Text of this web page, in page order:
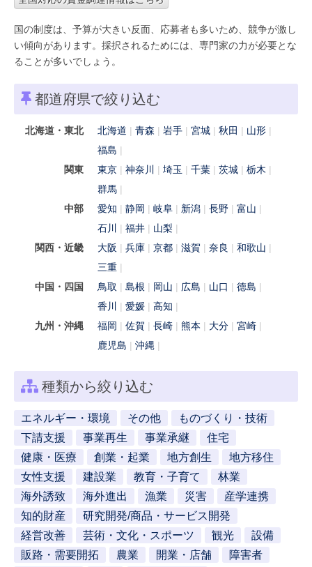
国の制度は、予算が大きい反面、応募者も多いため、競争が激し
い傾向があります。採択されるためには、専門家の力が必要とな
ることが多いでしょう。
都道府県で絞り込む
北海道・東北 北海道 青森 岩手 宮城 秋田
山形
福島
関東
東京 神奈川 埼玉 千葉 茨城
栃木
群馬
中部
愛知 静岡 岐阜 新潟 長野
富山
石川
福井
山梨
関西・近畿
大阪 兵庫 京都 滋賀 奈良
和歌山
三重
中国・四国
鳥取 島根 岡山 広島 山口
徳島
香川
愛媛
高知
九州・沖縄
福岡 佐賀 長崎 熊本 大分
宮崎
鹿児島
沖縄
種類から絞り込む
エネルギー・環境 その他
ものづくり・技術
下請支援
事業再生 事業承継
住宅
健康・医療
創業・起業 地方創生
地方移住
女性支援
建設業 教育・子育て
林業
海外誘致
海外進出 漁業 災害
産学連携
知的財産
研究開発/商品・サービス開発
経営改善
芸術・文化・スポーツ 観光
設備
販路・需要開拓
農業 開業・店舗
障害者